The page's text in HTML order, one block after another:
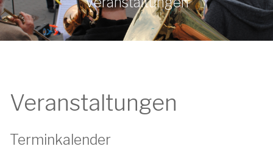
Veranstaltungen
Terminkalender